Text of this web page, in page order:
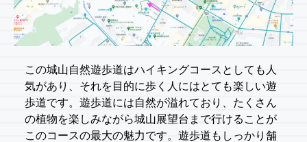
この城山自然遊歩道はハイキングコースとしても人
気があり、それを目的に歩く人にはとても楽しい遊
歩道です。遊歩道には自然が溢れており、たくさん
の植物を楽しみながら城山展望台まで行けることが
このコースの最大の魅力です。遊歩道もしっかり舗